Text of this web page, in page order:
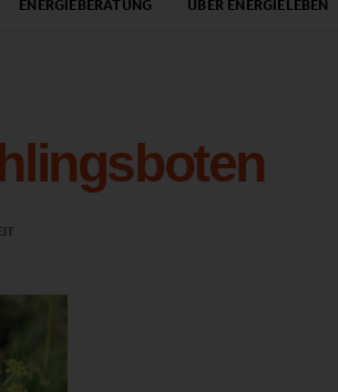
ENERGIEBERATUNG ÜBER ENERGIELEBEN